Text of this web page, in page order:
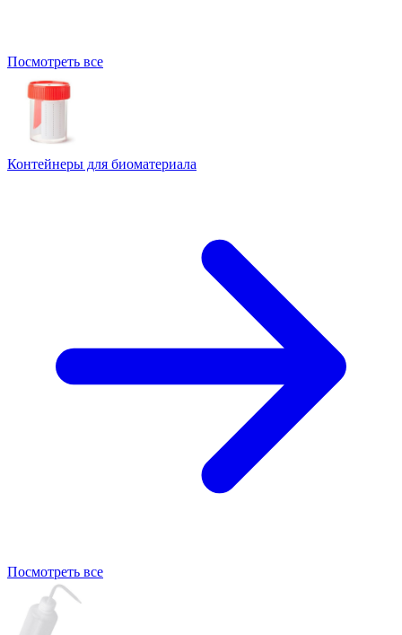
Посмотреть все
Контейнеры для биоматериала
Посмотреть все